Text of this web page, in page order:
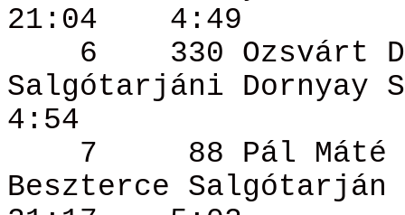
21:04
4:49
6
330 Ozsvárt
Salgótarjáni Dornyay
4:54
7
88 Pál Máté
Beszterce Salgótarján